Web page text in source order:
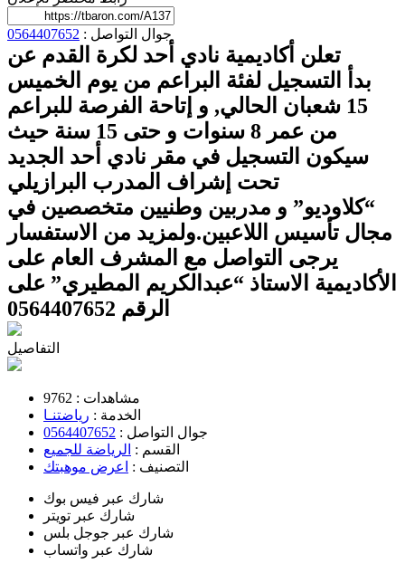
جوال التواصل : 0564407652
تعلن أكاديمية نادي أحد لكرة القدم عن
بدأ التسجيل لفئة البراعم من يوم الخميس
15 شعبان الحالي, و إتاحة الفرصة للبراعم
من عمر 8 سنوات و حتى 15 سنة حيث
سيكون التسجيل في مقر نادي أحد الجديد
تحت إشراف المدرب البرازيلي
“كلاوديو” و مدربين وطنيين متخصصين في
مجال تأسيس اللاعبين.ولمزيد من الاستفسار
يرجى التواصل مع المشرف العام على
اﻷكاديمية الاستاذ “عبدالكريم المطيري” على
الرقم 0564407652
التفاصيل
مشاهدات : 9762
الخدمة : رياضتنـا
جوال التواصل : 0564407652
القسم : الرياضة للجميع
التصنيف :
اعرض موهبتك
شارك عبر فيس بوك
شارك عبر تويتر
شارك عبر جوجل بلس
شارك عبر واتساب